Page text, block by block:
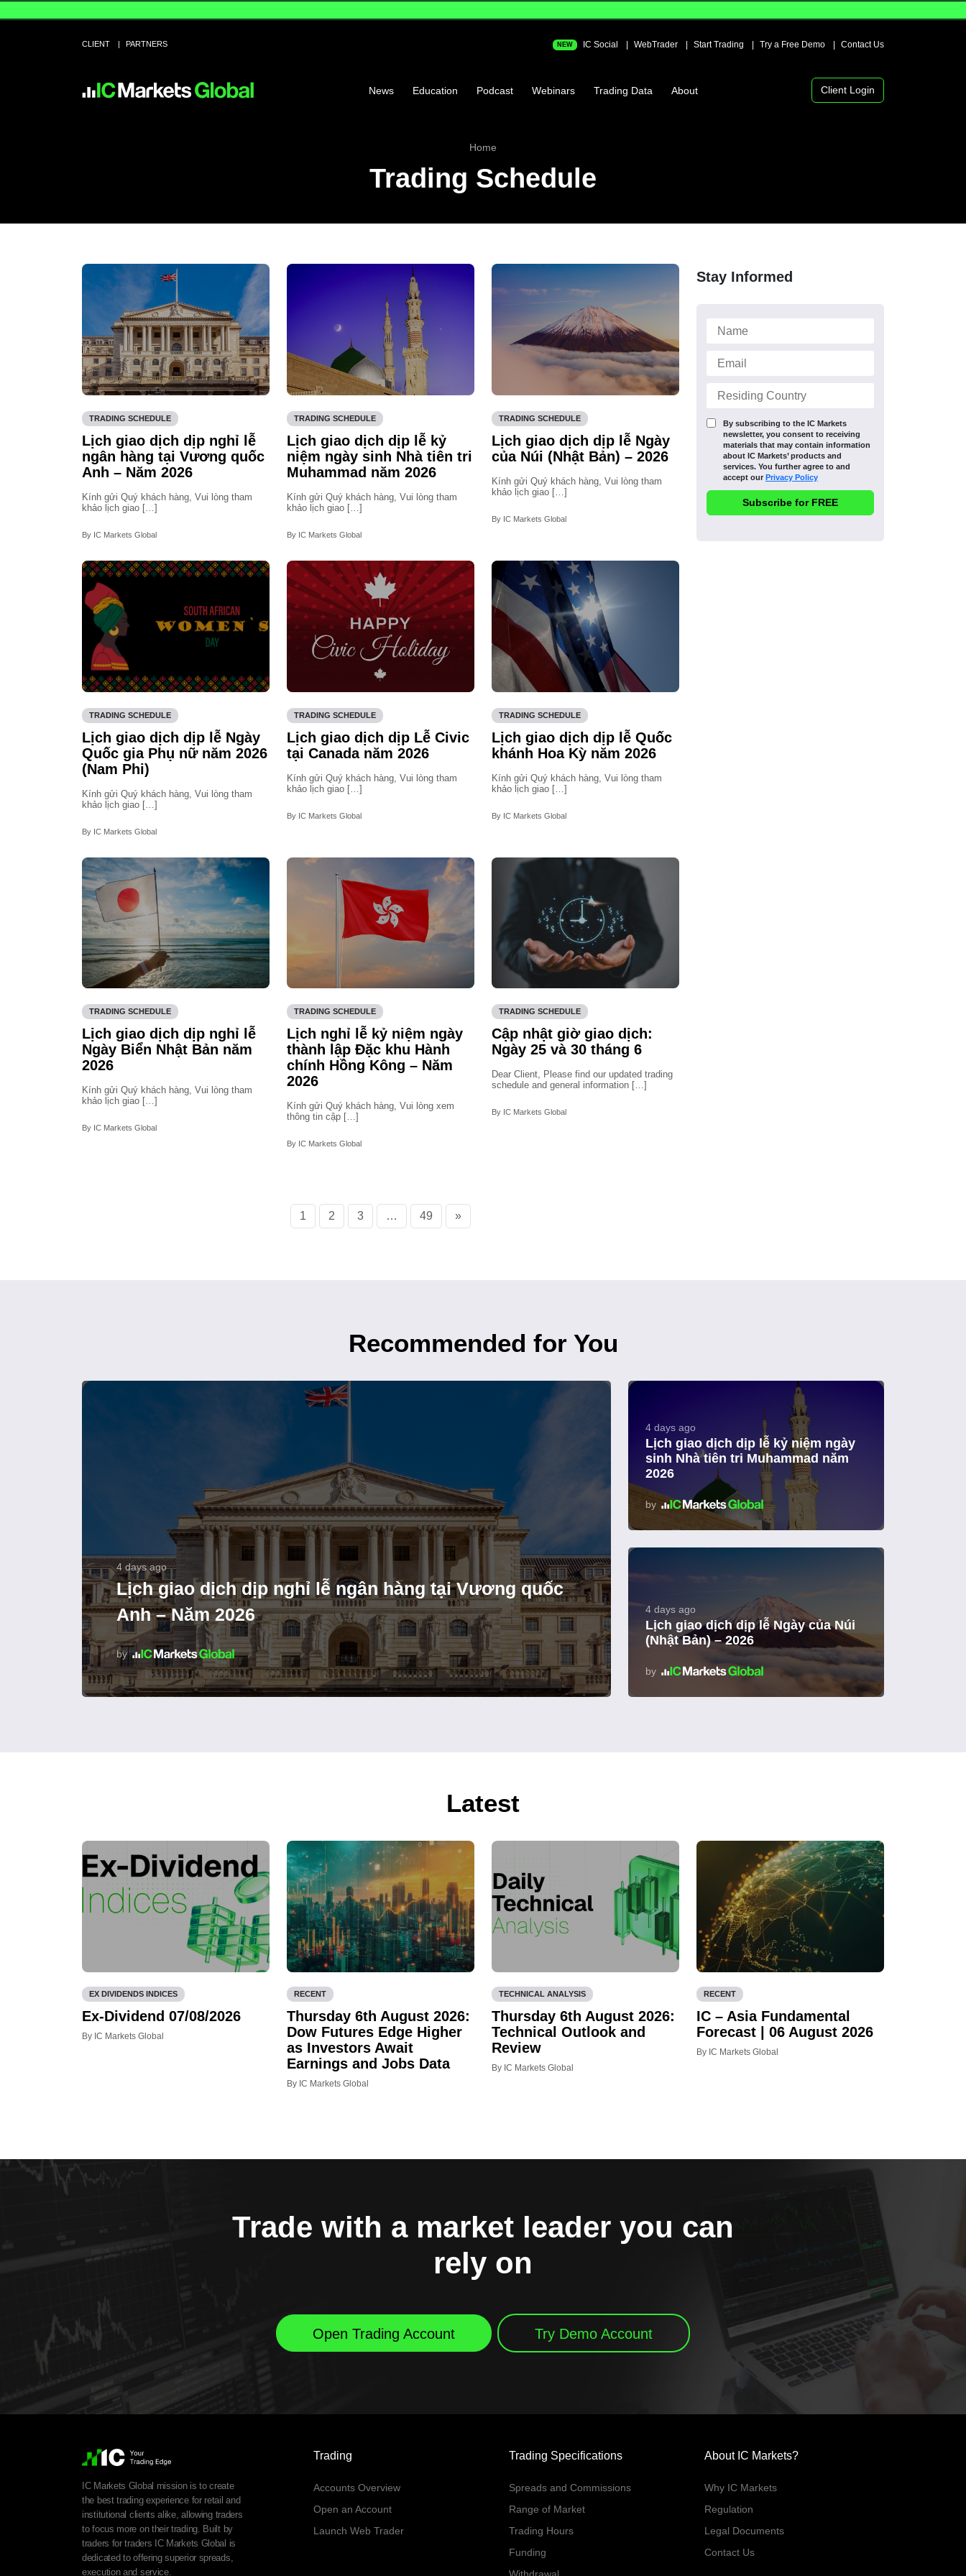
CLIENT PARTNERS NEW IC Social WebTrader Start Trading Try a Free Demo Contact Us
News Education Podcast Webinars Trading Data About Client Login
Home
Trading Schedule
TRADING SCHEDULE
Lịch giao dịch dịp nghỉ lễ
ngân hàng tại Vương quốc
Anh – Năm 2026
Kính gửi Quý khách hàng, Vui lòng tham
khảo lịch giao […]
By IC Markets Global
TRADING SCHEDULE
Lịch giao dịch dịp lễ kỷ
niệm ngày sinh Nhà tiên tri
Muhammad năm 2026
Kính gửi Quý khách hàng, Vui lòng tham
khảo lịch giao […]
By IC Markets Global
TRADING SCHEDULE
Lịch giao dịch dịp lễ Ngày
của Núi (Nhật Bản) – 2026
Kính gửi Quý khách hàng, Vui lòng tham
khảo lịch giao […]
By IC Markets Global
TRADING SCHEDULE
Lịch giao dịch dịp lễ Ngày
Quốc gia Phụ nữ năm 2026
(Nam Phi)
Kính gửi Quý khách hàng, Vui lòng tham
khảo lịch giao […]
By IC Markets Global
TRADING SCHEDULE
Lịch giao dịch dịp Lễ Civic
tại Canada năm 2026
Kính gửi Quý khách hàng, Vui lòng tham
khảo lịch giao […]
By IC Markets Global
TRADING SCHEDULE
Lịch giao dịch dịp lễ Quốc
khánh Hoa Kỳ năm 2026
Kính gửi Quý khách hàng, Vui lòng tham
khảo lịch giao […]
By IC Markets Global
TRADING SCHEDULE
Lịch giao dịch dịp nghỉ lễ
Ngày Biển Nhật Bản năm
2026
Kính gửi Quý khách hàng, Vui lòng tham
khảo lịch giao […]
By IC Markets Global
TRADING SCHEDULE
Lịch nghỉ lễ kỷ niệm ngày
thành lập Đặc khu Hành
chính Hồng Kông – Năm
2026
Kính gửi Quý khách hàng, Vui lòng xem
thông tin cập […]
By IC Markets Global
TRADING SCHEDULE
Cập nhật giờ giao dịch:
Ngày 25 và 30 tháng 6
Dear Client, Please find our updated trading
schedule and general information […]
By IC Markets Global
1 2 3 … 49 »
Stay Informed
By subscribing to the IC Markets
newsletter, you consent to receiving
materials that may contain information
about IC Markets’ products and
services. You further agree to and
accept our Privacy Policy
Recommended for You
4 days ago
Lịch giao dịch dịp nghỉ lễ ngân hàng tại Vương quốc
Anh – Năm 2026
by
4 days ago
Lịch giao dịch dịp lễ kỷ niệm ngày
sinh Nhà tiên tri Muhammad năm
2026
by
4 days ago
Lịch giao dịch dịp lễ Ngày của Núi
(Nhật Bản) – 2026
by
Latest
EX DIVIDENDS INDICES
Ex-Dividend 07/08/2026
By IC Markets Global
RECENT
Thursday 6th August 2026:
Dow Futures Edge Higher
as Investors Await
Earnings and Jobs Data
By IC Markets Global
TECHNICAL ANALYSIS
Thursday 6th August 2026:
Technical Outlook and
Review
By IC Markets Global
RECENT
IC – Asia Fundamental
Forecast | 06 August 2026
By IC Markets Global
Trade with a market leader you can
rely on
Open Trading Account Try Demo Account
IC Markets Global mission is to create
the best trading experience for retail and
institutional clients alike, allowing traders
to focus more on their trading. Built by
traders for traders IC Markets Global is
dedicated to offering superior spreads,
execution and service.
Trading
Accounts Overview
Open an Account
Launch Web Trader
Trading Specifications
Spreads and Commissions
Range of Market
Trading Hours
Funding
About IC Markets?
Why IC Markets
Regulation
Legal Documents
Contact Us